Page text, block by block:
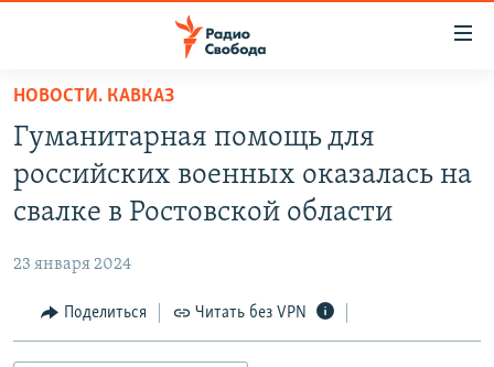
упрощенного
доступа
основному
Вернутся
ПОДКАСТЫ
АВТОРСКИЕ ПРОЕКТЫ
МНЕНИЯ
КУЛЬТУРА
НОВОСТИ. КАВКАЗ
Гуманитарная помощь для
российских военных оказалась на
свалке в Ростовской области
23 января 2024
Поделиться Читать без VPN